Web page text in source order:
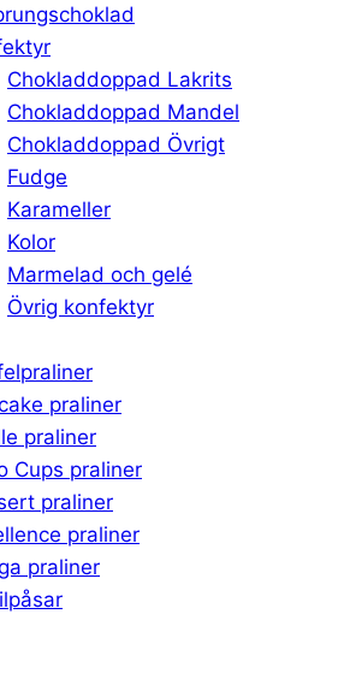
Chokladdoppad Lakrits
Chokladdoppad Mandel
Chokladdoppad Övrigt
Fudge
Karameller
Kolor
Marmelad och gelé
Övrig konfektyr
praliner
praliner
Cups praliner
praliner
praliner
praliner